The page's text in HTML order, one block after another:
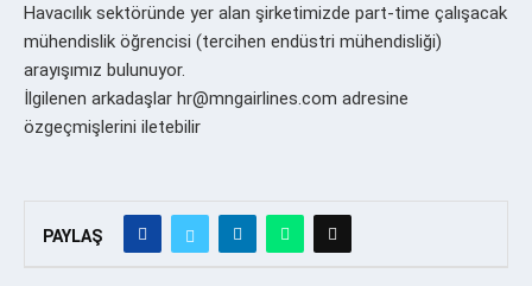
Havacılık sektöründe yer alan şirketimizde part-time çalışacak
mühendislik öğrencisi (tercihen endüstri mühendisliği)
arayışımız bulunuyor.
İlgilenen arkadaşlar hr@mngairlines.com adresine
özgeçmişlerini iletebilir
PAYLAŞ